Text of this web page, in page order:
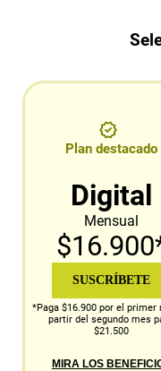
Plan destacado
Digital
Mensual
SUSCRÍBETE
*Paga $16.900 por el primer
partir del segundo mes
$21.500
MIRA LOS